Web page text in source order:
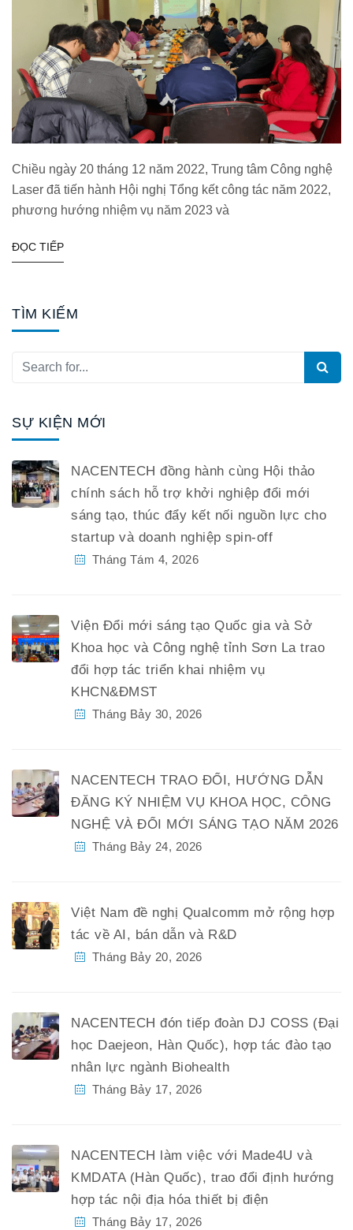
Chiều ngày 20 tháng 12 năm 2022, Trung tâm Công nghệ
Laser đã tiến hành Hội nghị Tổng kết công tác năm 2022,
phương hướng nhiệm vụ năm 2023 và
ĐỌC TIẾP
TÌM KIẾM
SỰ KIỆN MỚI
NACENTECH đồng hành cùng Hội thảo
chính sách hỗ trợ khởi nghiệp đổi mới
sáng tạo, thúc đẩy kết nối nguồn lực cho
startup và doanh nghiệp spin-off
Tháng Tám 4, 2026
Viện Đổi mới sáng tạo Quốc gia và Sở
Khoa học và Công nghệ tỉnh Sơn La trao
đổi hợp tác triển khai nhiệm vụ
KHCN&ĐMST
Tháng Bảy 30, 2026
NACENTECH TRAO ĐỔI, HƯỚNG DẪN
ĐĂNG KÝ NHIỆM VỤ KHOA HỌC, CÔNG
NGHỆ VÀ ĐỔI MỚI SÁNG TẠO NĂM 2026
Tháng Bảy 24, 2026
Việt Nam đề nghị Qualcomm mở rộng hợp
tác về AI, bán dẫn và R&D
Tháng Bảy 20, 2026
NACENTECH đón tiếp đoàn DJ COSS (Đại
học Daejeon, Hàn Quốc), hợp tác đào tạo
nhân lực ngành Biohealth
Tháng Bảy 17, 2026
NACENTECH làm việc với Made4U và
KMDATA (Hàn Quốc), trao đổi định hướng
hợp tác nội địa hóa thiết bị điện
Tháng Bảy 17, 2026